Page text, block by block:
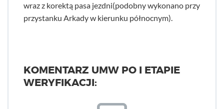
wraz z korektą pasa jezdni(podobny wykonano przy
przystanku Arkady w kierunku północnym).
KOMENTARZ UMW PO I ETAPIE
WERYFIKACJI: